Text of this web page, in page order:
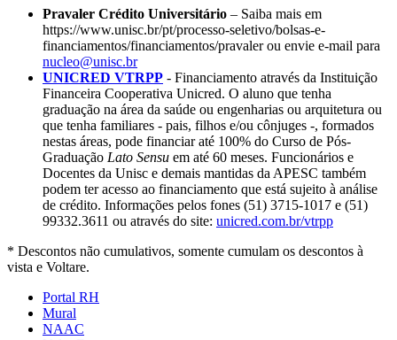
Pravaler Crédito Universitário – Saiba mais em
https://www.unisc.br/pt/processo-seletivo/bolsas-e-
financiamentos/financiamentos/pravaler ou envie e-mail para
nucleo@unisc.br
UNICRED VTRPP - Financiamento através da Instituição
Financeira Cooperativa Unicred. O aluno que tenha
graduação na área da saúde ou engenharias ou arquitetura ou
que tenha familiares - pais, filhos e/ou cônjuges -, formados
nestas áreas, pode financiar até 100% do Curso de Pós-
Graduação Lato Sensu em até 60 meses. Funcionários e
Docentes da Unisc e demais mantidas da APESC também
podem ter acesso ao financiamento que está sujeito à análise
de crédito. Informações pelos fones (51) 3715-1017 e (51)
99332.3611 ou através do site: unicred.com.br/vtrpp
* Descontos não cumulativos, somente cumulam os descontos à
vista e Voltare.
Portal RH
Mural
NAAC